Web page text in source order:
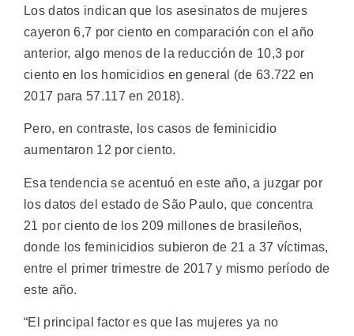
Los datos indican que los asesinatos de mujeres
cayeron 6,7 por ciento en comparación con el año
anterior, algo menos de la reducción de 10,3 por
ciento en los homicidios en general (de 63.722 en
2017 para 57.117 en 2018).
Pero, en contraste, los casos de feminicidio
aumentaron 12 por ciento.
Esa tendencia se acentuó en este año, a juzgar por
los datos del estado de São Paulo, que concentra
21 por ciento de los 209 millones de brasileños,
donde los feminicidios subieron de 21 a 37 víctimas,
entre el primer trimestre de 2017 y mismo período de
este año.
“El principal factor es que las mujeres ya no